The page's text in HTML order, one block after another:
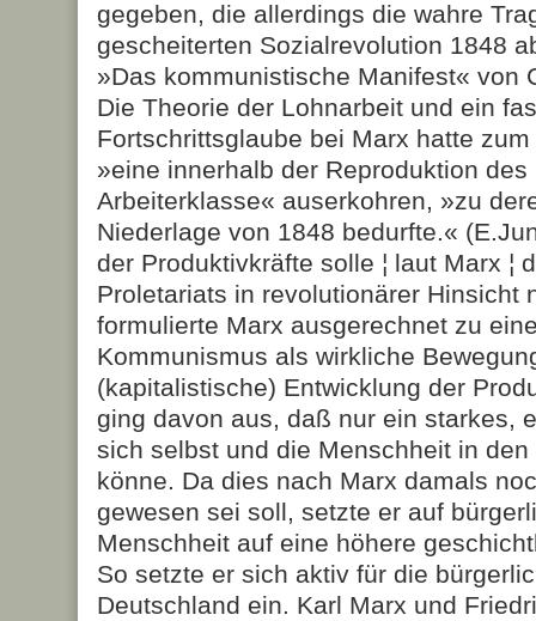
gegeben, die allerdings die wahre
gescheiterten Sozialrevolution 1848
»Das kommunistische Manifest« von
Die Theorie der Lohnarbeit und ein
Fortschrittsglaube bei Marx hatte
»eine innerhalb der Reproduktion
Arbeiterklasse« auserkohren, »zu
Niederlage von 1848 bedurfte.«
der Produktivkräfte solle ¦ laut Marx ¦
Proletariats in revolutionärer Hinsicht
formulierte Marx ausgerechnet zu
Kommunismus als wirkliche
(kapitalistische) Entwicklung der
ging davon aus, daß nur ein starkes,
sich selbst und die Menschheit in
könne. Da dies nach Marx damals
gewesen sei soll, setzte er auf
Menschheit auf eine höhere
So setzte er sich aktiv für die
Deutschland ein. Karl Marx und